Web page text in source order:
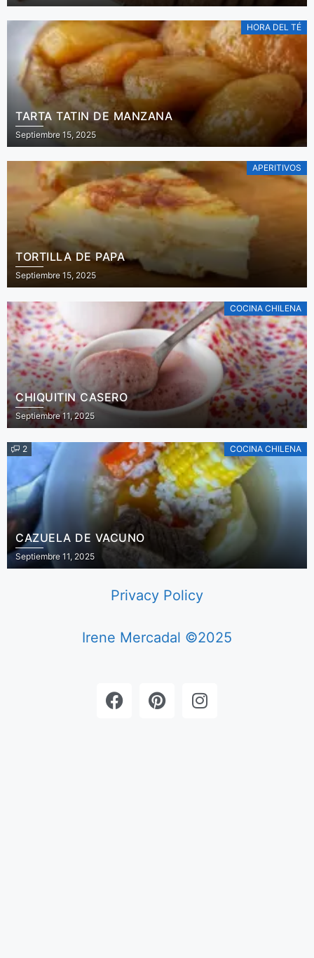
HORA DEL TÉ
TARTA TATIN DE MANZANA
Septiembre 15, 2025
APERITIVOS
TORTILLA DE PAPA
Septiembre 15, 2025
COCINA CHILENA
CHIQUITIN CASERO
Septiembre 11, 2025
2 COCINA CHILENA
CAZUELA DE VACUNO
Septiembre 11, 2025
Privacy Policy
Irene Mercadal ©2025